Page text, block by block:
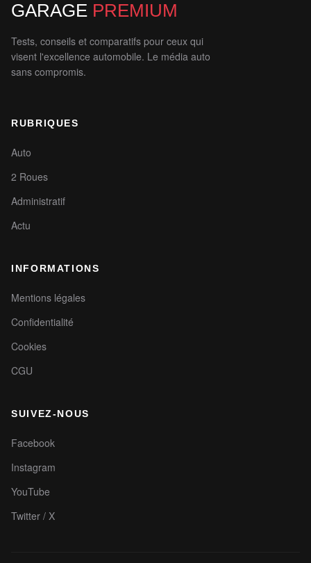
GARAGE PREMIUM
Tests, conseils et comparatifs pour ceux qui
visent l'excellence automobile. Le média auto
sans compromis.
RUBRIQUES
Auto
2 Roues
Administratif
Actu
INFORMATIONS
Mentions légales
Confidentialité
Cookies
CGU
SUIVEZ-NOUS
Facebook
Instagram
YouTube
Twitter / X